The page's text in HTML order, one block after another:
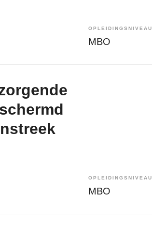
OPLEIDINGSNIVEAU
MBO
OPLEIDINGSNIVEAU
MBO